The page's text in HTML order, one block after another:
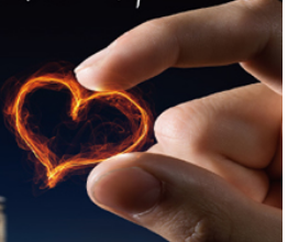
江、黄河、淮河、海河、珠江、松
，分析研判今年第13号台风“白海
统安排部署台风暴雨洪水防御工作。
好六个方面重点工作。一要强化监测
山洪灾害防御。三要确保水利工程安
工程统一联合调度。五要统筹做好城
保重要基础设施安全。